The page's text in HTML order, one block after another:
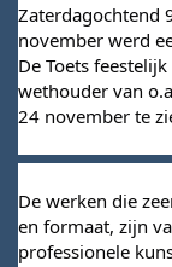
Zaterdagochtend
november werd
De Toets
wethouder van
24 november te
De werken die
en formaat, zijn
professionele